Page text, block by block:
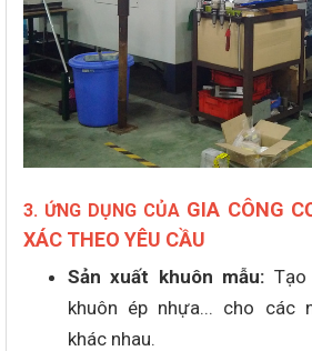
3. ỨNG DỤNG CỦA GIA CÔNG
XÁC THEO YÊU CẦU
Sản xuất khuôn mẫu:
khuôn ép nhựa... cho các
khác nhau.